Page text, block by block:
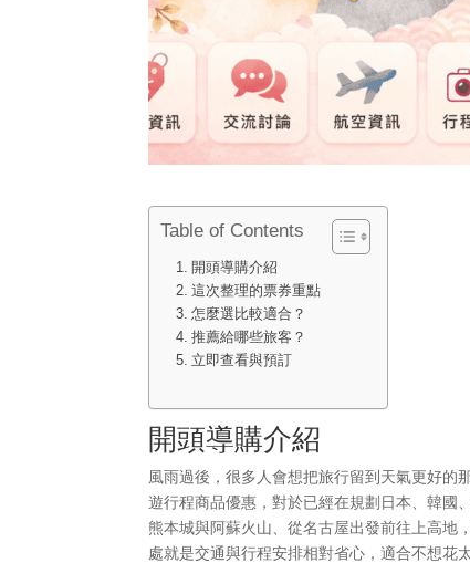
Table of Contents
開頭導購介紹
這次整理的票券重點
怎麼選比較適合？
推薦給哪些旅客？
立即查看與預訂
開頭導購介紹
風雨過後，很多人會想把旅行留到天氣更好的
遊行程商品優惠，對於已經在規劃日本、韓國
熊本城與阿蘇火山、從名古屋出發前往上高地
處就是交通與行程安排相對省心，適合不想花